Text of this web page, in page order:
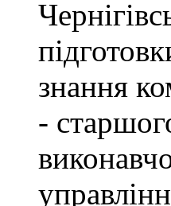
знання
-